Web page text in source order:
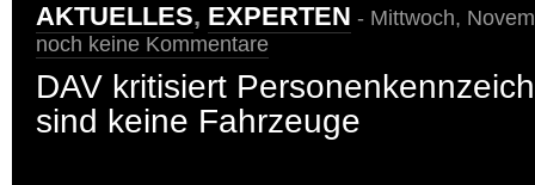
AKTUELLES, EXPERTEN - Mittwoch,
noch keine Kommentare
DAV kritisiert
sind keine Fahrzeuge